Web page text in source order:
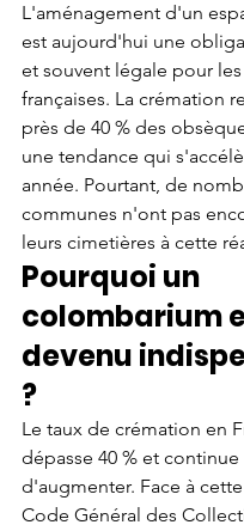
L'aménagement d'un
est aujourd'hui une
et souvent légale pour
françaises. La crémation
près de 40 % des
une tendance qui
année. Pourtant, de
communes n'ont pas
leurs cimetières à cette
Pourquoi un
colombarium
devenu
?
Le taux de crémation en
dépasse 40 % et continue
d'augmenter. Face à
Code Général des